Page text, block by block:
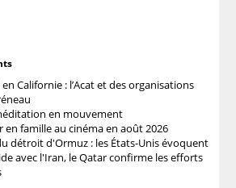
Californie : l’Acat et des organisations
en mouvement
en famille au cinéma en août 2026
détroit d'Ormuz : les États-Unis évoquent
avec l'Iran, le Qatar confirme les efforts